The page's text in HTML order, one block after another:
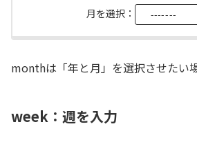
月を選択：
monthは「年と月」を選択させたい
week：週を入力